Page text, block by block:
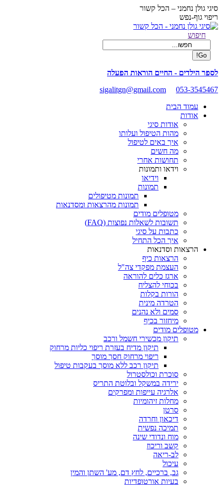
Skip
to
content
סיגי גולן נחמני – הכל קשור
ריפוי גוף-נפש
Facebook
opens
new
window
Search:
חיפוש
לספר הילדים - החיים הוראות הפעלה
sigalitgn@gmail.com
053-3545467
עמוד הבית
אודות
אודות סיגי
מהות הטיפול ועלותו
איך באים לטיפול
מה חשים
תחושות אחרי
וידאו ותמונות
וידיאו
תמונות
תמונות מטיפולים
תמונות מהרצאות ומסדנאות
מטופלים מודים
תשובות לשאלות נפוצות (FAQ)
כתבות על סיגי
איך הכל התחיל
הרצאות וסדנאות
הרצאות כיף
העצמת מפקדי צה"ל
ארגז כלים להוראה
בכוחי להצליח
הורות בקלות
הטרדה מינית
סמים ולא נהנים
מיחזור בכיף
מטופלים מודים
תיקון מכשירי חשמל ורכב
תיקון מדיח בעזרת ריפוי כליות מרחוק
ריפוי מרחוק חסך מוסך
תיקון רכב ללא מוסך בעקבות טיפול
סוכרת וכולסטרול
ירידה במשקל ובלוטת התריס
אלרגיה עייפות ומפרקים
מחלות זיהומיות
סרטן
דיכאון וחרדה
תמיכה נפשית
מוח ונדודי שינה
קשב וריכוז
לב-ריאה
עיכול
גב, ברכיים, לחץ דם, מע' השתן והמין
בעיות אורטופדיות